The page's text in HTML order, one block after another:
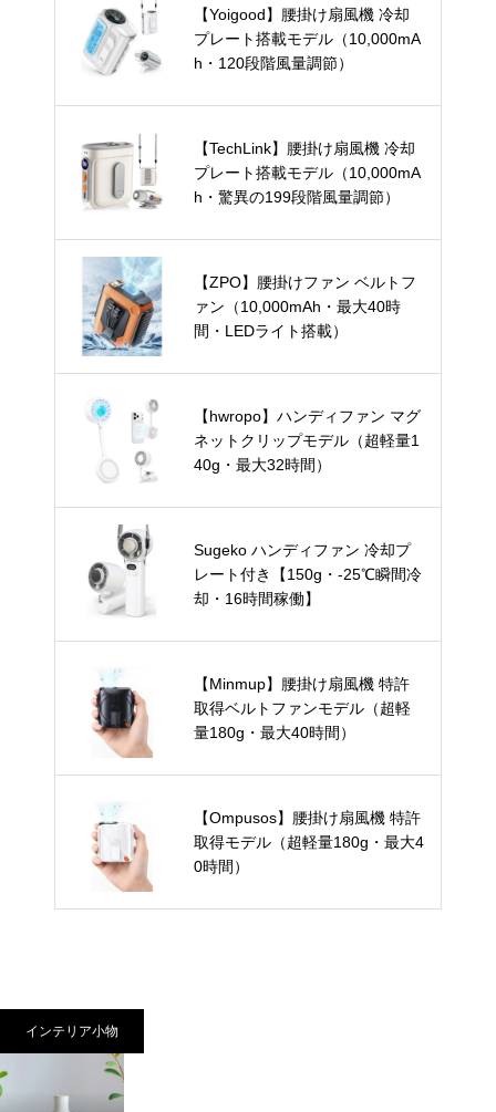
【Yoigood】腰掛け扇風機 冷却
プレート搭載モデル（10,000mA
h・120段階風量調節）
【TechLink】腰掛け扇風機 冷却
プレート搭載モデル（10,000mA
h・驚異の199段階風量調節）
【ZPO】腰掛けファン ベルトフ
ァン（10,000mAh・最大40時
間・LEDライト搭載）
【hwropo】ハンディファン マグ
ネットクリップモデル（超軽量1
40g・最大32時間）
Sugeko ハンディファン 冷却プ
レート付き【150g・-25℃瞬間冷
却・16時間稼働】
【Minmup】腰掛け扇風機 特許
取得ベルトファンモデル（超軽
量180g・最大40時間）
【Ompusos】腰掛け扇風機 特許
取得モデル（超軽量180g・最大4
0時間）
インテリア小物